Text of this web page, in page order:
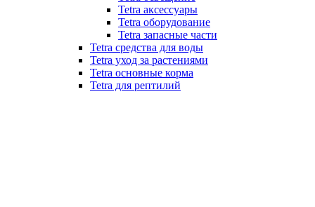
Tetra аксессуары
Tetra оборудование
Tetra запасные части
Tetra средства для воды
Tetra уход за растениями
Tetra основные корма
Tetra для рептилий